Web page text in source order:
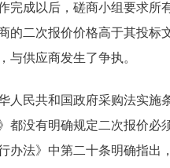
完成以后，磋商小组要求所
的二次报价价格高于其投标
与供应商发生了争执。
民共和国政府采购法实施
都没有明确规定二次报价必
办法》中第二十条明确指出，